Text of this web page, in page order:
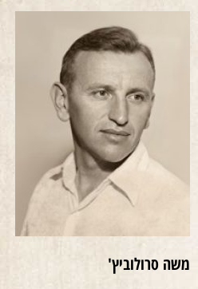
משה סרולוביץ'